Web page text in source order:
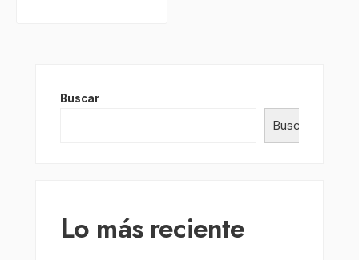
Buscar
Buscar
Lo más reciente